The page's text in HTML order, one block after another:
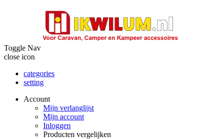
Toggle Nav
close icon
categories
setting
Account
Mijn verlanglijst
Mijn account
Inloggen
Producten vergelijken